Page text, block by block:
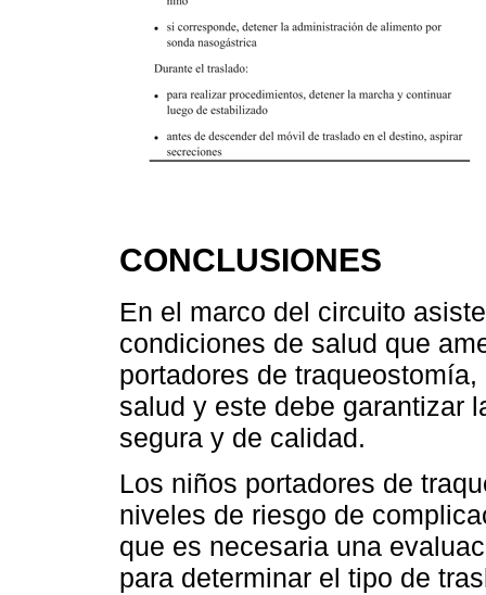
CONCLUSIONES
En el marco del circuito
condiciones de salud que
portadores de
salud y este debe garantizar
segura y de calidad.
Los niños portadores de
niveles de riesgo de
que es necesaria una
para determinar el tipo de